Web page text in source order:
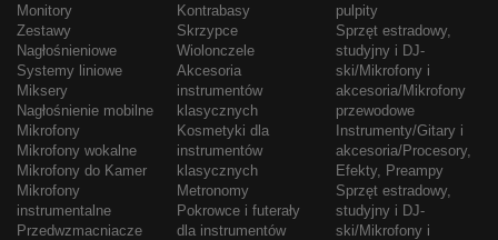
Monitory
Zestawy
Nagłośnieniowe
Systemy liniowe
Miksery
Nagłośnienie mobilne
Mikrofony
Mikrofony wokalne
Mikrofony do Kamer
Mikrofony
instrumentalne
Przedwzmacniacze
Kontrabasy
Skrzypce
Wiolonczele
Akcesoria
instrumentów
klasycznych
Kosmetyki dla
instrumentów
klasycznych
Metronomy
Pokrowce i futerały
dla instrumentów
pulpity
Sprzęt estradowy,
studyjny i DJ-
ski/Mikrofony i
akcesoria/Mikrofony
przewodowe
Instrumenty/Gitary i
akcesoria/Procesory,
Efekty, Preampy
Sprzęt estradowy,
studyjny i DJ-
ski/Mikrofony i